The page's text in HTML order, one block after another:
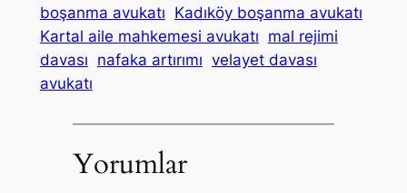
boşanma avukatı Kadıköy boşanma avukatı
Kartal aile mahkemesi avukatı mal rejimi
davası nafaka artırımı velayet davası
avukatı
Yorumlar